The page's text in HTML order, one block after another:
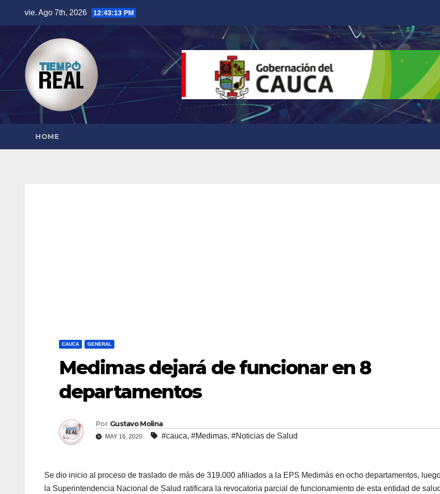
contenido
vie. Ago 7th, 2026 12:43:14 PM
HOME
CAUCA GENERAL
Medimas dejará de funcionar en 8
departamentos
Por Gustavo Molina
MAY 16, 2020 #cauca, #Medimas, #Noticias de Salud
Se dio inicio al proceso de traslado de más de 319.000 afiliados a la EPS Medimás en ocho departamentos,
la Superintendencia Nacional de Salud ratificara la revocatoria parcial de funcionamiento de esta entidad de